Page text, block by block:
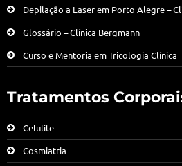
Depilação a Laser em Porto Alegre –
Glossário – Clínica Bergmann
Curso e Mentoria em Tricologia Clínica
Tratamentos
Celulite
Cosmiatria